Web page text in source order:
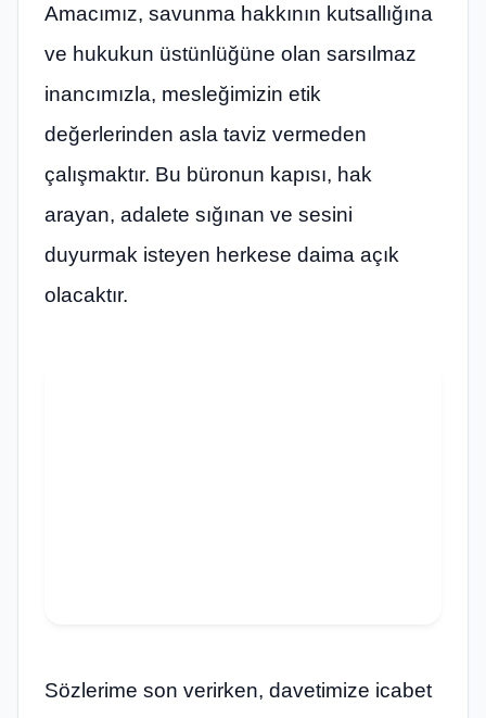
Amacımız, savunma hakkının kutsallığına
ve hukukun üstünlüğüne olan sarsılmaz
inancımızla, mesleğimizin etik
değerlerinden asla taviz vermeden
çalışmaktır. Bu büronun kapısı, hak
arayan, adalete sığınan ve sesini
duyurmak isteyen herkese daima açık
olacaktır.
Sözlerime son verirken, davetimize icabet